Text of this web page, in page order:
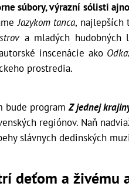
súbory, výrazní sólisti
Jazykom tanca, najlepších
a mladých
inscenácie ako
prostredia.
bude program Z jednej
regiónov. Naň
slávnych dedinských
deťom a živému